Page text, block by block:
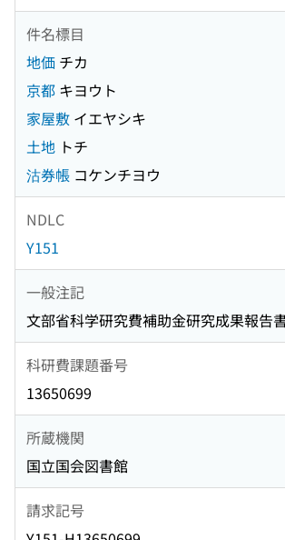
件名標目
地価 チカ
京都 キヨウト
家屋敷 イエヤシキ
土地 トチ
沽券帳 コケンチヨウ
NDLC
Y151
一般注記
文部省科学研究費補助金研究成果報告
科研費課題番号
13650699
所蔵機関
国立国会図書館
請求記号